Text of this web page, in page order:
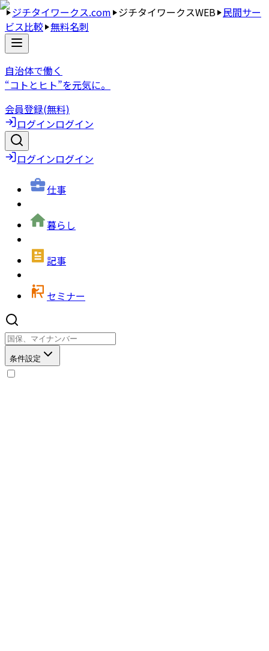
ジチタイワークス.com ジチタイワークスWEB 民間サー
ビス比較 無料名刺
自治体で働く
“コトとヒト”を元気に。
会員登録(無料)
ログインログイン
ログインログイン
仕事
暮らし
記事
セミナー
条件設定